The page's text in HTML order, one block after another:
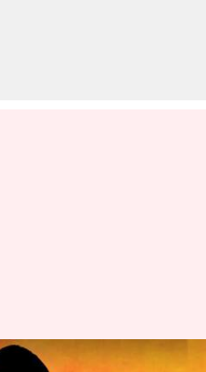
भजनलाल शर्मा